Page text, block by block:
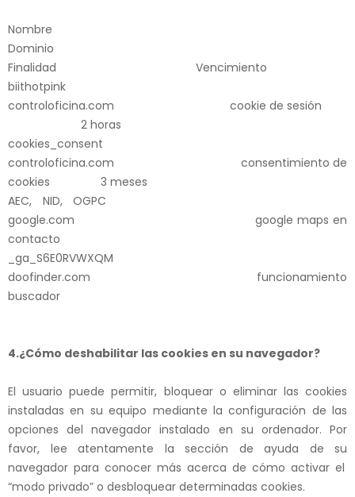
Nombre
Dominio
Finalidad Vencimiento
biithotpink
controloficina.com cookie de sesión
2 horas
cookies_consent
controloficina.com consentimiento de
cookies 3 meses
AEC, NID, OGPC
google.com google maps en
contacto
_ga_S6E0RVWXQM
doofinder.com funcionamiento
buscador
4.¿Cómo deshabilitar las cookies en su navegador?
El usuario puede permitir, bloquear o eliminar las cookies
instaladas en suequipo mediante la configuración de las
opciones del navegador instalado en su ordenador. Por
favor, lee atentamente la sección de ayuda de su
navegador para conocer más acerca de cómo activar el
“modo privado” o desbloquear determinadas cookies.